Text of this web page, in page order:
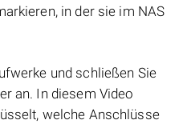
in der sie im NAS
und schließen Sie
an. In diesem Video
welche Anschlüsse